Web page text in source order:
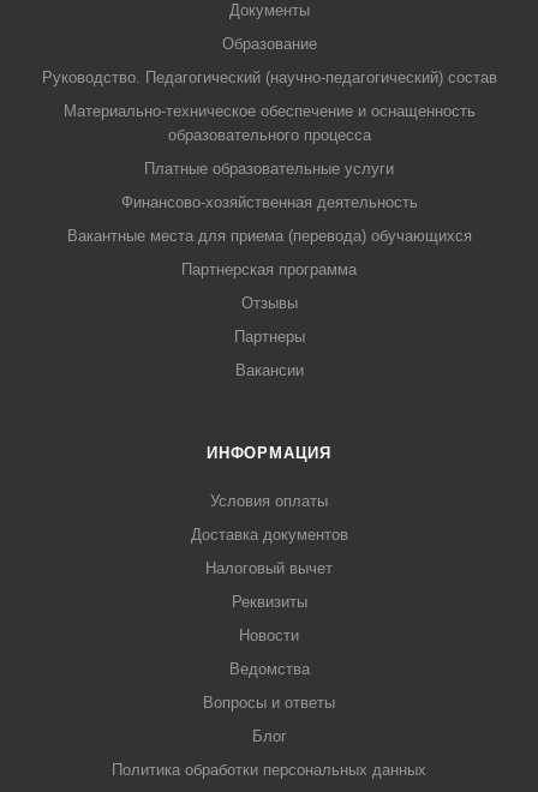
Документы
Образование
Руководство. Педагогический (научно-педагогический) состав
Материально-техническое обеспечение и оснащенность
образовательного процесса
Платные образовательные услуги
Финансово-хозяйственная деятельность
Вакантные места для приема (перевода) обучающихся
Партнерская программа
Отзывы
Партнеры
Вакансии
ИНФОРМАЦИЯ
Условия оплаты
Доставка документов
Налоговый вычет
Реквизиты
Новости
Ведомства
Вопросы и ответы
Блог
Политика обработки персональных данных